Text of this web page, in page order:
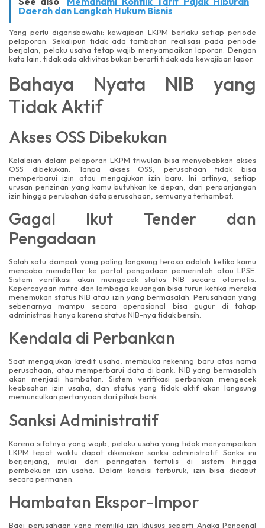
Daerah dan Langkah Hukum Bisnis
Yang perlu digarisbawahi: kewajiban LKPM berlaku setiap periode
pelaporan. Sekalipun tidak ada tambahan realisasi pada periode
berjalan, pelaku usaha tetap wajib menyampaikan laporan. Dengan
kata lain, tidak ada aktivitas bukan berarti tidak ada kewajiban lapor.
Bahaya Nyata NIB yang
Tidak Aktif
Akses OSS Dibekukan
Kelalaian dalam pelaporan LKPM triwulan bisa menyebabkan akses
OSS dibekukan. Tanpa akses OSS, perusahaan tidak bisa
memperbarui izin atau mengajukan izin baru. Ini artinya, setiap
urusan perizinan yang kamu butuhkan ke depan, dari perpanjangan
izin hingga perubahan data perusahaan, semuanya terhambat.
Gagal Ikut Tender dan
Pengadaan
Salah satu dampak yang paling langsung terasa adalah ketika kamu
mencoba mendaftar ke portal pengadaan pemerintah atau LPSE.
Sistem verifikasi akan mengecek status NIB secara otomatis.
Kepercayaan mitra dan lembaga keuangan bisa turun ketika mereka
menemukan status NIB atau izin yang bermasalah. Perusahaan yang
sebenarnya mampu secara operasional bisa gugur di tahap
administrasi hanya karena status NIB-nya tidak bersih.
Kendala di Perbankan
Saat mengajukan kredit usaha, membuka rekening baru atas nama
perusahaan, atau memperbarui data di bank, NIB yang bermasalah
akan menjadi hambatan. Sistem verifikasi perbankan mengecek
keabsahan izin usaha, dan status yang tidak aktif akan langsung
memunculkan pertanyaan dari pihak bank.
Sanksi Administratif
Karena sifatnya yang wajib, pelaku usaha yang tidak menyampaikan
LKPM tepat waktu dapat dikenakan sanksi administratif. Sanksi ini
berjenjang, mulai dari peringatan tertulis di sistem hingga
pembekuan izin usaha. Dalam kondisi terburuk, izin bisa dicabut
secara permanen.
Hambatan Ekspor-Impor
Bagi perusahaan yang memiliki izin khusus seperti Angka Pengenal